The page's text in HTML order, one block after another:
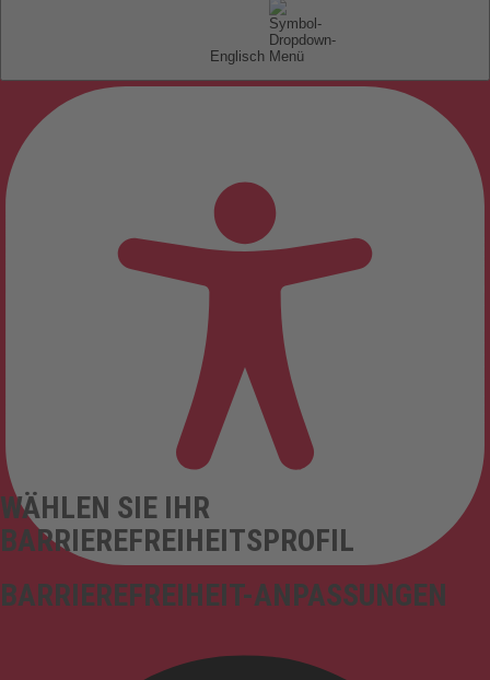
Englisch
BARRIEREFREIHEIT-ANPASSUNGEN
WÄHLEN SIE IHR
BARRIEREFREIHEITSPROFIL